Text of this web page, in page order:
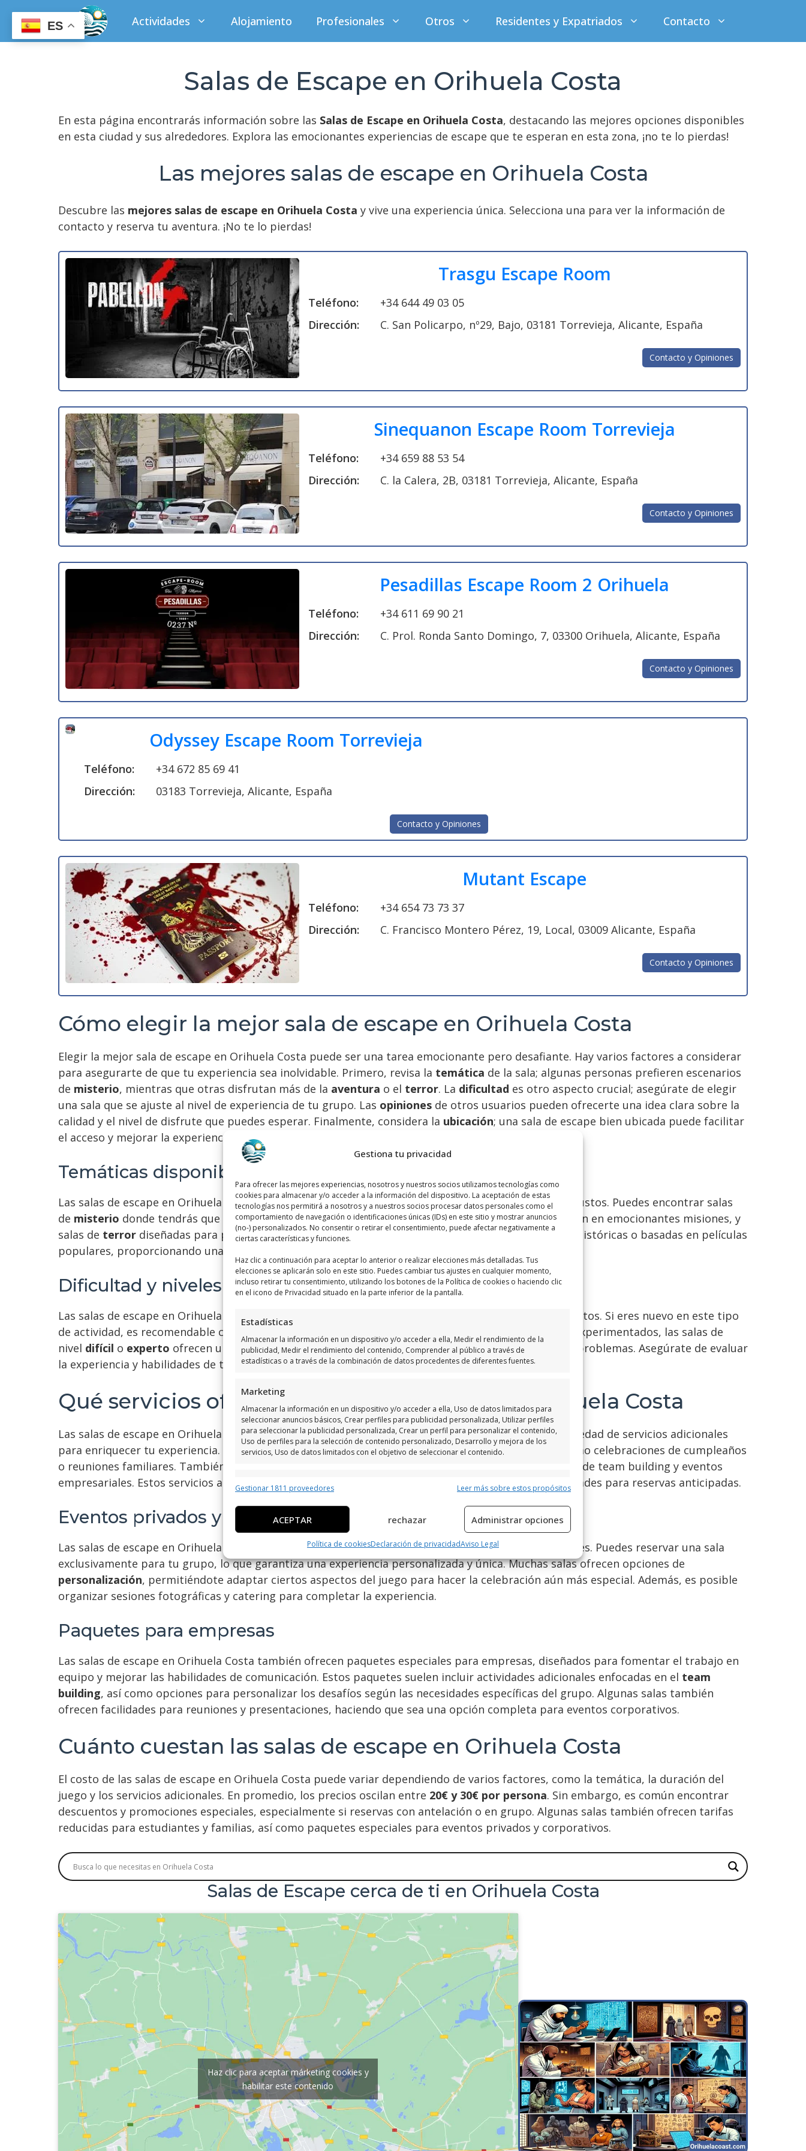
Gestiona tu privacidad
Para ofrecer las mejores experiencias, nosotros y nuestros socios utilizamos tecnologías como
cookies para almacenar y/o acceder a la información del dispositivo. La aceptación de estas
tecnologías nos permitirá a nosotros y a nuestros socios procesar datos personales como el
comportamiento de navegación o identificaciones únicas (IDs) en este sitio y mostrar anuncios
(no-) personalizados. No consentir o retirar el consentimiento, puede afectar negativamente a
ciertas características y funciones.
Haz clic a continuación para aceptar lo anterior o realizar elecciones más detalladas. Tus
elecciones se aplicarán solo en este sitio. Puedes cambiar tus ajustes en cualquier momento,
incluso retirar tu consentimiento, utilizando los botones de la Política de cookies o haciendo clic
en el icono de Privacidad situado en la parte inferior de la pantalla.
Estadísticas
Almacenar la información en un dispositivo y/o acceder a ella, Medir el rendimiento de la
publicidad, Medir el rendimiento del contenido, Comprender al público a través de
estadísticas o a través de la combinación de datos procedentes de diferentes fuentes.
Marketing
Almacenar la información en un dispositivo y/o acceder a ella, Uso de datos limitados para
seleccionar anuncios básicos, Crear perfiles para publicidad personalizada, Utilizar perfiles
para seleccionar la publicidad personalizada, Crear un perfil para personalizar el contenido,
Uso de perfiles para la selección de contenido personalizado, Desarrollo y mejora de los
servicios, Uso de datos limitados con el objetivo de seleccionar el contenido.
Características
Vincular diferentes dispositivos, Identificación de dispositivos en función de la
información transmitida de forma automática.
Utilizar datos de localización geográfica precisa, Identificar los
dispositivos en función de la información solicitada activamente.
Garantizar la seguridad, evitar y detectar fraudes, y eliminar
Gestionar 1811 proveedores Leer más sobre estos propósitos
ACEPTAR rechazar Administrar opciones
Política de cookiesDeclaración de privacidadAviso Legal
contenido
Actividades Alojamiento Profesionales Otros Residentes y Expatriados Contacto
Salas de Escape en Orihuela Costa
En esta página encontrarás información sobre las Salas de Escape en Orihuela Costa, destacando las mejores opciones disponibles
en esta ciudad y sus alrededores. Explora las emocionantes experiencias de escape que te esperan en esta zona, ¡no te lo pierdas!
Las mejores salas de escape en Orihuela Costa
Descubre las mejores salas de escape en Orihuela Costa y vive una experiencia única. Selecciona una para ver la información de
contacto y reserva tu aventura. ¡No te lo pierdas!
Trasgu Escape Room
Teléfono:
+34 644 49 03 05
Dirección:
C. San Policarpo, nº29, Bajo, 03181 Torrevieja, Alicante, España
Contacto y Opiniones
Sinequanon Escape Room Torrevieja
Teléfono:
+34 659 88 53 54
Dirección:
C. la Calera, 2B, 03181 Torrevieja, Alicante, España
Contacto y Opiniones
Pesadillas Escape Room 2 Orihuela
Teléfono:
+34 611 69 90 21
Dirección:
C. Prol. Ronda Santo Domingo, 7, 03300 Orihuela, Alicante, España
Contacto y Opiniones
Odyssey Escape Room Torrevieja
Teléfono:
+34 672 85 69 41
Dirección:
03183 Torrevieja, Alicante, España
Contacto y Opiniones
Mutant Escape
Teléfono:
+34 654 73 73 37
Dirección:
C. Francisco Montero Pérez, 19, Local, 03009 Alicante, España
Contacto y Opiniones
Cómo elegir la mejor sala de escape en Orihuela Costa
Elegir la mejor sala de escape en Orihuela Costa puede ser una tarea emocionante pero desafiante. Hay varios factores a considerar
para asegurarte de que tu experiencia sea inolvidable. Primero, revisa la temática de la sala; algunas personas prefieren escenarios
de misterio, mientras que otras disfrutan más de la aventura o el terror. La dificultad es otro aspecto crucial; asegúrate de elegir
una sala que se ajuste al nivel de experiencia de tu grupo. Las opiniones de otros usuarios pueden ofrecerte una idea clara sobre la
calidad y el nivel de disfrute que puedes esperar. Finalmente, considera la ubicación; una sala de escape bien ubicada puede facilitar
el acceso y mejorar la experiencia general.
Temáticas disponibles
Las salas de escape en Orihuela Costa ofrecen una variedad de temáticas para satisfacer todos los gustos. Puedes encontrar salas
de misterio donde tendrás que resolver enigmas complejos, escenarios deaventuraque te sumergen en emocionantes misiones, y
salas de terror diseñadas para poner a prueba tus nervios. Algunas salas incluso ofrecen temáticas históricas o basadas en películas
populares, proporcionando una experiencia única y personalizada.
Dificultad y niveles
Las salas de escape en Orihuela Costa varían en niveles de dificultad, desde principiantes hasta expertos. Si eres nuevo en este tipo
de actividad, es recomendable comenzar con una sala de nivel
. Para grupos más experimentados, las salas de
nivel difícil o experto ofrecen un desafío mayor y requieren habilidades avanzadas de resolución de problemas. Asegúrate de evaluar
la experiencia y habilidades de tu grupo antes de hacer una elección.
Qué servicios ofrecen las salas de escape en Orihuela Costa
Las salas de escape en Orihuela Costa no solo ofrecen emocionantes desafíos, sino también una variedad de servicios adicionales
para enriquecer tu experiencia. Muchos establecimientos permiten organizareventos privados
, como celebraciones de cumpleaños
o reuniones familiares. También hay opciones para
, ideales para actividades de team building y eventos
empresariales. Estos servicios adicionales pueden incluir personalización del juego, catering y facilidades para reservas anticipadas.
Eventos privados y celebraciones
Las salas de escape en Orihuela Costa son una excelente opción para eventos privados y celebraciones. Puedes reservar una sala
exclusivamente para tu grupo, lo que garantiza una experiencia personalizada y única. Muchas salas ofrecen opciones de
personalización, permitiéndote adaptar ciertos aspectos del juego para hacer la celebración aún más especial. Además, es posible
organizar sesiones fotográficas y catering para completar la experiencia.
Paquetes para empresas
Las salas de escape en Orihuela Costa también ofrecen paquetes especiales para empresas, diseñados para fomentar el trabajo en
equipo y mejorar las habilidades de comunicación. Estos paquetes suelen incluir actividades adicionales enfocadas en el team
building, así como opciones para personalizar los desafíos según las necesidades específicas del grupo. Algunas salas también
ofrecen facilidades para reuniones y presentaciones, haciendo que sea una opción completa para eventos corporativos.
Cuánto cuestan las salas de escape en Orihuela Costa
El costo de las salas de escape en Orihuela Costa puede variar dependiendo de varios factores, como la temática, la duración del
juego y los servicios adicionales. En promedio, los precios oscilan entre 20€ y 30€ por persona. Sin embargo, es común encontrar
descuentos y promociones especiales, especialmente si reservas con antelación o en grupo. Algunas salas también ofrecen tarifas
reducidas para estudiantes y familias, así como paquetes especiales para eventos privados y corporativos.
Salas de Escape cerca de ti en Orihuela Costa
Haz clic para aceptar márketing cookies y
habilitar este contenido
ES